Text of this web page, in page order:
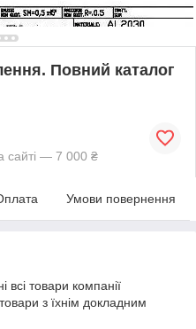
Повний каталог
сайті — 7 000 ₴
Умови повернення
товари компанії
з їхнім докладним